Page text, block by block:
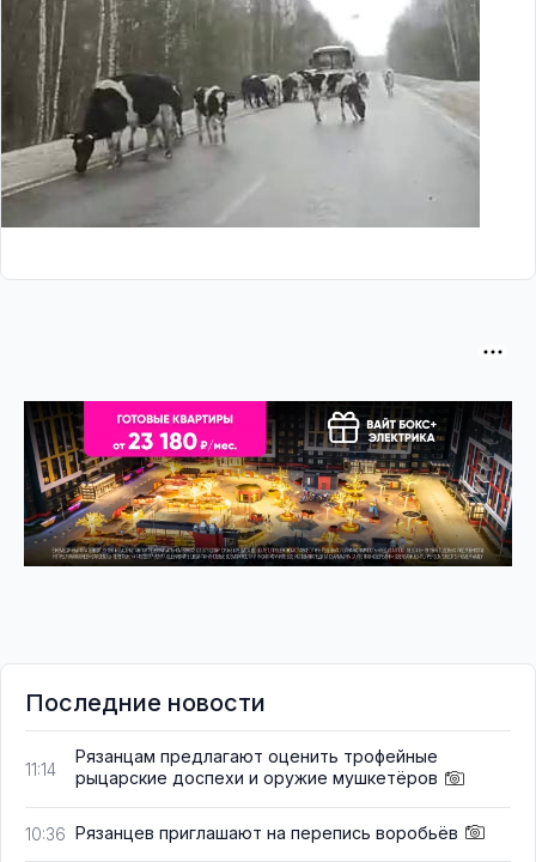
Последние новости
11:14
Рязанцам предлагают оценить трофейные
рыцарские доспехи и оружие мушкетёров
10:36 Рязанцев приглашают на перепись воробьёв